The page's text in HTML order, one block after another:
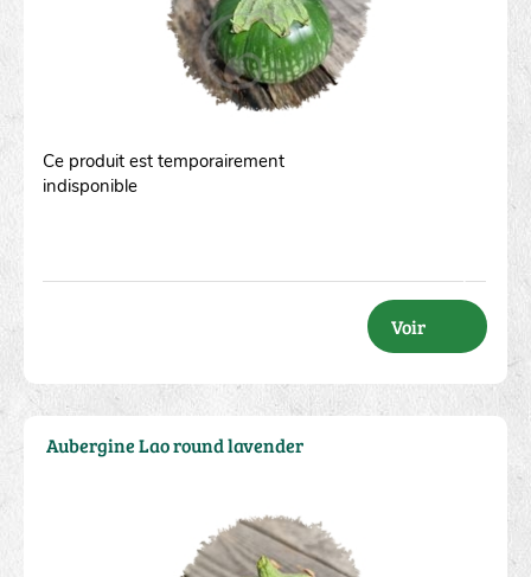
Ce produit est temporairement
indisponible
Voir
Aubergine Lao round lavender